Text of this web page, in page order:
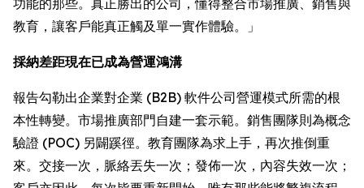
功能的那些。真正勝出的公司，懂得整合市場推廣、銷售與
教育，讓客戶能真正觸及單一實作體驗。」
採納差距現在已成為營運鴻溝
報告勾勒出企業對企業 (B2B) 軟件公司營運模式所需的根
本性轉變。市場推廣部門自建一套示範。銷售團隊則為概念
驗證 (POC) 另闢蹊徑。教育團隊為求上手，再次推倒重
來。交接一次，脈絡丟失一次；發佈一次，內容失效一次；